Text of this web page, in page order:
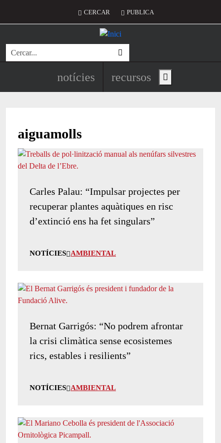
Menú del compte d'usuari
CERCAR PUBLICA
Cerca
Navegació principal de
notícies recursos Show main menu
aiguamolls
Carles Palau: “Impulsar projectes per
recuperar plantes aquàtiques en risc
d’extinció ens ha fet singulars”
NOTÍCIES AMBIENTAL
Bernat Garrigós: “No podrem afrontar
la crisi climàtica sense ecosistemes
rics, estables i resilients”
NOTÍCIES AMBIENTAL